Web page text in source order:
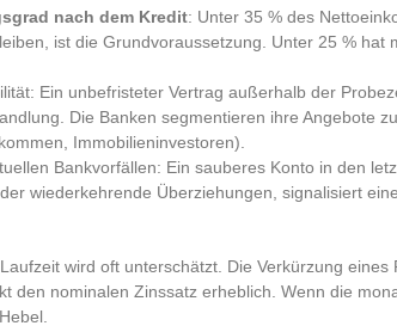
nach dem Kredit: Unter 35 % des
ist die Grundvoraussetzung. Unter 25 % hat
Ein unbefristeter Vertrag außerhalb der
Die Banken segmentieren ihre Angebote
Immobilieninvestoren).
Bankvorfällen: Ein sauberes Konto in den
wiederkehrende Überziehungen, signalisiert
wird oft unterschätzt. Die Verkürzung eines
den nominalen Zinssatz erheblich. Wenn die